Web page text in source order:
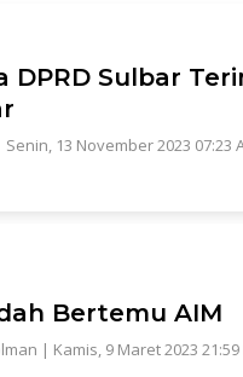
DPRD Sulbar
Senin, 13 November 2023 07:23
Bertemu AIM
| Kamis, 9 Maret 2023 21:59